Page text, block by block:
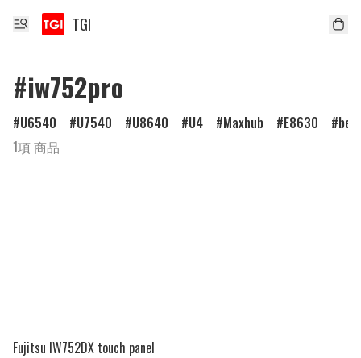
TGI
#iw752pro
U6540 U7540 U8640 U4 Maxhub E8630
1項 商品
Fujitsu IW752DX touch panel